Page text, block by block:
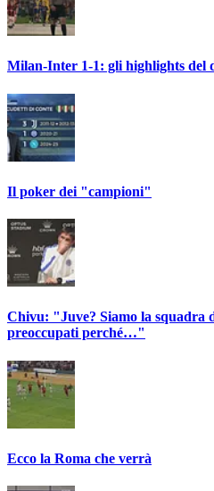
Milan-Inter 1-1: gli highlights del
Il poker dei "campioni"
Chivu: "Juve? Siamo la squadra
preoccupati perché…"
Ecco la Roma che verrà